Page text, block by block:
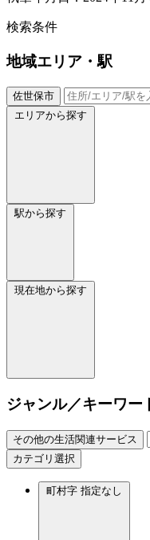
検索条件
地域エリア・駅
佐世保市
エリアから探す
駅から探す
現在地から探す
ジャンル／キーワー
その他の生活関連サービス
カテゴリ選択
町村字 指定なし